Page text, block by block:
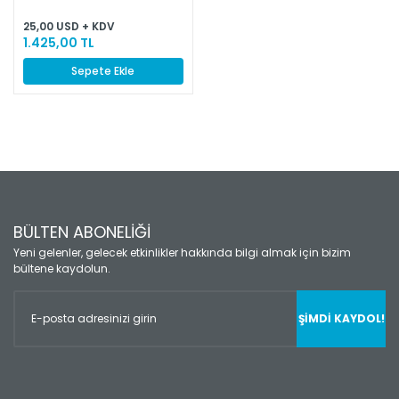
25,00 USD + KDV
1.425,00 TL
Sepete Ekle
BÜLTEN ABONELİĞİ
Yeni gelenler, gelecek etkinlikler hakkında bilgi almak için bizim
bültene kaydolun.
ŞİMDİ KAYDOL!